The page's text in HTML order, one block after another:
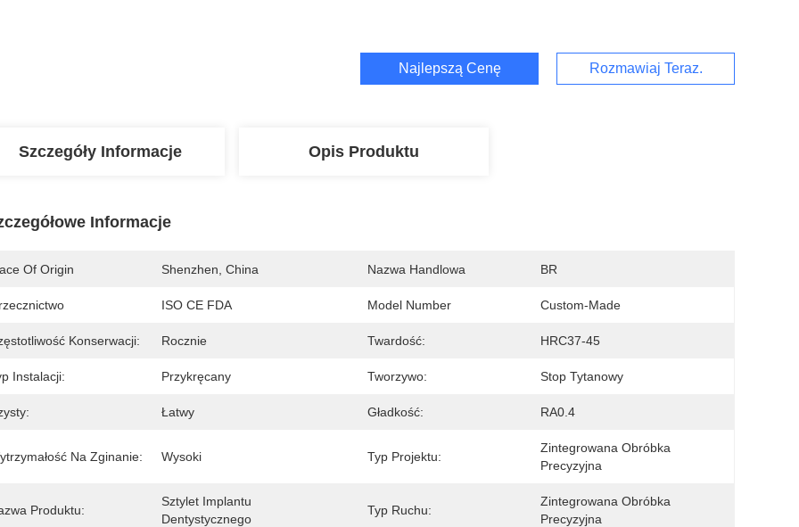
Najlepszą Cenę Rozmawiaj Teraz.
Szczegóły Informacje Opis Produktu
Informacje
Of Origin Shenzhen, China Nazwa Handlowa BR
ISO CE FDA Model Number Custom-Made
Konserwacji: Rocznie Twardość: HRC37-45
Instalacji: Przykręcany Tworzywo: Stop Tytanowy
Łatwy Gładkość: RA0.4
Na Zginanie: Wysoki Typ Projektu:
Zintegrowana Obróbka
Precyzyjna
Produktu:
Sztylet Implantu
Dentystycznego
Typ Ruchu:
Zintegrowana Obróbka
Precyzyjna